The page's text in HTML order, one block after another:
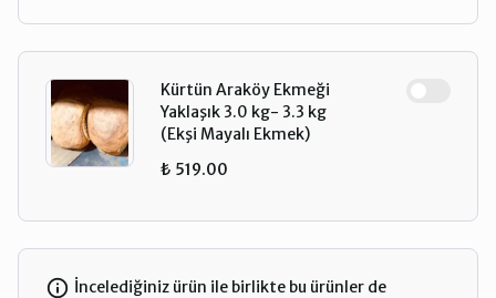
Kürtün Araköy Ekmeği
Yaklaşık 3.0 kg- 3.3 kg
(Ekşi Mayalı Ekmek)
₺ 519.00
İncelediğiniz ürün ile birlikte bu ürünler de